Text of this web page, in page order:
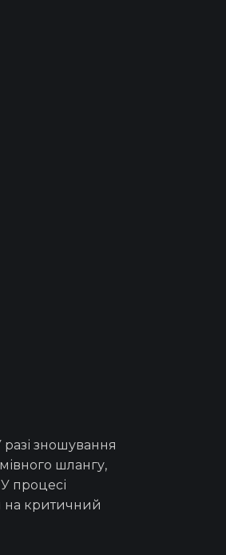
зношування
шлангу,
процесі
на критичний